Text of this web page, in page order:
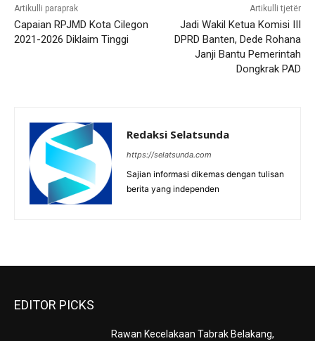
Artikulli paraprak
Capaian RPJMD Kota Cilegon
2021-2026 Diklaim Tinggi
Artikulli tjetër
Jadi Wakil Ketua Komisi III
DPRD Banten, Dede Rohana
Janji Bantu Pemerintah
Dongkrak PAD
Redaksi Selatsunda
https://selatsunda.com
Sajian informasi dikemas dengan tulisan
berita yang independen
EDITOR PICKS
Rawan Kecelakaan Tabrak Belakang,